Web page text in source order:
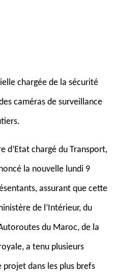
chargée de la sécurité
caméras de surveillance
d’Etat chargé du Transport,
la nouvelle lundi 9
assurant que cette
de l’Intérieur, du
du Maroc, de la
a tenu plusieurs
dans les plus brefs